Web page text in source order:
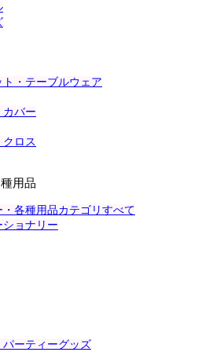
・テーブルウェア
カバー
ロス
用品
各種用品カテゴリすべて
ョナリー
パーティーグッズ